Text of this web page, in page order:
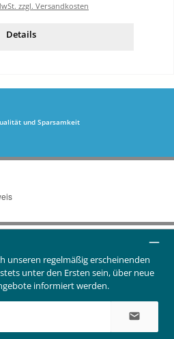
zzgl. Versandkosten
Details
und Sparsamkeit
unseren regelmäßig erscheinenden
unter den Ersten sein, über neue
informiert werden.